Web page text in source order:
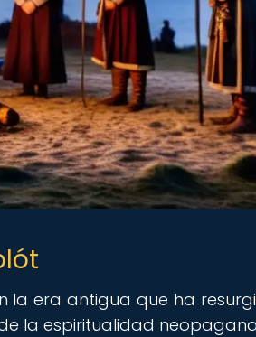
la era antigua que ha
la espiritualidad